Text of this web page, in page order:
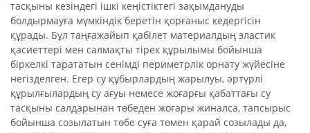
тасқыны кезіндегі ішкі кеңістіктегі зақымдануды
болдырмауға мүмкіндік беретін қорғаныс кедергісін
құрады. Бұл таңғажайып қабілет материалдың эластик
қасиеттері мен салмақты тірек құрылымы бойынша
біркелкі тарататын сенімді периметрлік орнату жүйесіне
негізделген. Егер су құбырлардың жарылуы, әртүрлі
құрылғылардың су ағуы немесе жоғарғы қабаттағы су
тасқыны салдарынан төбеден жоғары жиналса, тапсырыс
бойынша созылатын төбе суға төмен қарай созылады да,